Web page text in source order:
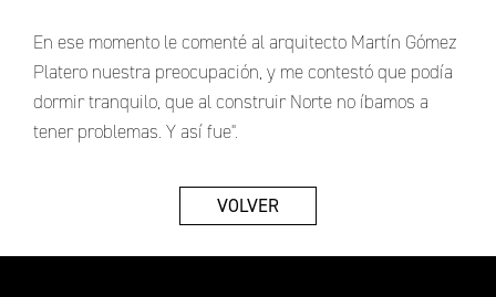
En ese momento le comenté al arquitecto Martín Gómez
Platero nuestra preocupación, y me contestó que podía
dormir tranquilo, que al construir Norte no íbamos a
tener problemas. Y así fue".
VOLVER